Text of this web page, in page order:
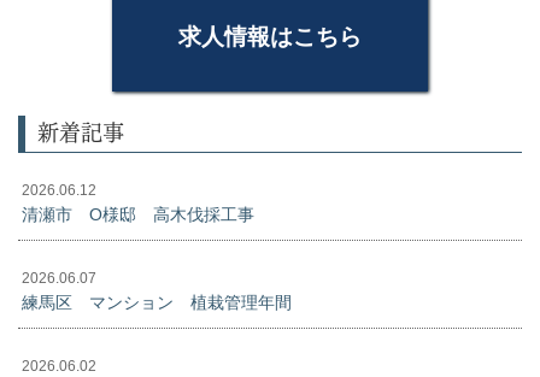
求人情報はこちら
新着記事
2026.06.12
清瀬市 O様邸 高木伐採工事
2026.06.07
練馬区 マンション 植栽管理年間
2026.06.02